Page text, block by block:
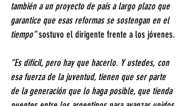
también a un proyecto de país a largo plazo que
garantice que esas reformas se sostengan en el
tiempo” sostuvo el dirigente frente a los jóvenes.
“Es difícil, pero hay que hacerlo. Y ustedes, con
esa fuerza de la juventud, tienen que ser parte
de la generación que lo haga posible, que tienda